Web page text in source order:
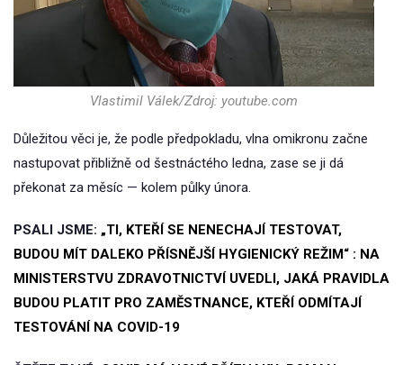
Vlastimil Válek/Zdroj: youtube.com
Důležitou věci je, že podle předpokladu, vlna omikronu začne
nastupovat přibližně od šestnáctého ledna, zase se ji dá
překonat za měsíc — kolem půlky února.
PSALI JSME: „TI, KTEŘÍ SE NENECHAJÍ TESTOVAT,
BUDOU MÍT DALEKO PŘÍSNĚJŠÍ HYGIENICKÝ REŽIM“ : NA
MINISTERSTVU ZDRAVOTNICTVÍ UVEDLI, JAKÁ PRAVIDLA
BUDOU PLATIT PRO ZAMĚSTNANCE, KTEŘÍ ODMÍTAJÍ
TESTOVÁNÍ NA COVID-19